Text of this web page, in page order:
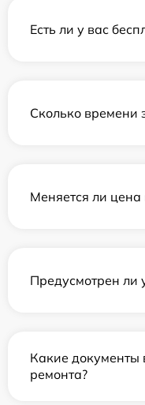
Есть ли у вас
Сколько времени
Меняется ли цена
Предусмотрен ли
Какие документы
ремонта?